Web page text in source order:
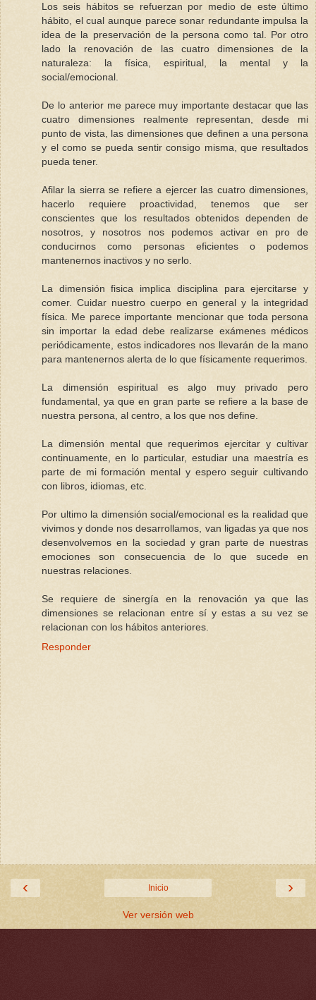
Los seis hábitos se refuerzan por medio de este último
hábito, el cual aunque parece sonar redundante impulsa la
idea de la preservación de la persona como tal. Por otro
lado la renovación de las cuatro dimensiones de la
naturaleza: la física, espiritual, la mental y la
social/emocional.
De lo anterior me parece muy importante destacar que las
cuatro dimensiones realmente representan, desde mi
punto de vista, las dimensiones que definen a una persona
y el como se pueda sentir consigo misma, que resultados
pueda tener.
Afilar la sierra se refiere a ejercer las cuatro dimensiones,
hacerlo requiere proactividad, tenemos que ser
conscientes que los resultados obtenidos dependen de
nosotros, y nosotros nos podemos activar en pro de
conducirnos como personas eficientes o podemos
mantenernos inactivos y no serlo.
La dimensión fisica implica disciplina para ejercitarse y
comer. Cuidar nuestro cuerpo en general y la integridad
física. Me parece importante mencionar que toda persona
sin importar la edad debe realizarse exámenes médicos
periódicamente, estos indicadores nos llevarán de la mano
para mantenernos alerta de lo que físicamente requerimos.
La dimensión espiritual es algo muy privado pero
fundamental, ya que en gran parte se refiere a la base de
nuestra persona, al centro, a los que nos define.
La dimensión mental que requerimos ejercitar y cultivar
continuamente, en lo particular, estudiar una maestría es
parte de mi formación mental y espero seguir cultivando
con libros, idiomas, etc.
Por ultimo la dimensión social/emocional es la realidad que
vivimos y donde nos desarrollamos, van ligadas ya que nos
desenvolvemos en la sociedad y gran parte de nuestras
emociones son consecuencia de lo que sucede en
nuestras relaciones.
Se requiere de sinergía en la renovación ya que las
dimensiones se relacionan entre sí y estas a su vez se
relacionan con los hábitos anteriores.
Responder
‹ ›
Inicio
Ver versión web